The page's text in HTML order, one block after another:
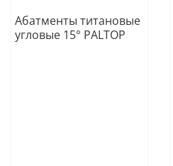
Абатменты титановые
угловые 15° PALTOP